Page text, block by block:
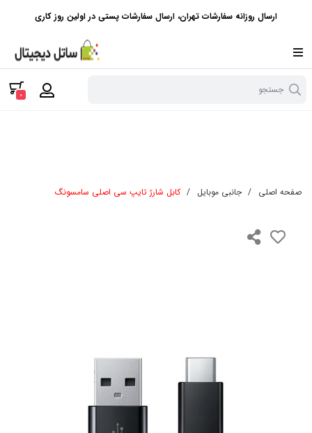
ارسال روزانه سفارشات تهران، ارسال سفارشات پستی در اولین روز کاری
جستجو 0
صفحه اصلی / جانبی موبایل / کابل شارژ تایپ سی اصلی سامسونگ